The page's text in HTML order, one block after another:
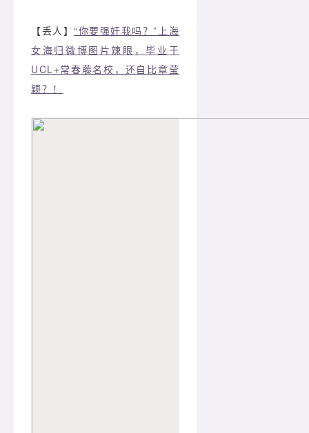
【丢人】“你要强奸我吗？”上海
女海归微博图片辣眼，毕业于
UCL+常春藤名校，还自比章莹
颖？！